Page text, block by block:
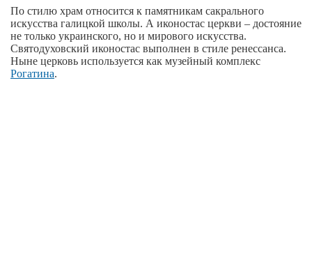
По стилю храм относится к памятникам сакрального
искусства галицкой школы. А иконостас церкви – достояние
не только украинского, но и мирового искусства.
Святодуховский иконостас выполнен в стиле ренессанса.
Ныне церковь используется как музейный комплекс
Рогатина.